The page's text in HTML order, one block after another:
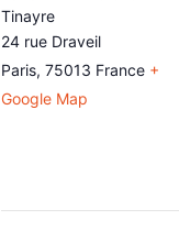
Tinayre
24 rue Draveil
Paris, 75013 France +
Google Map